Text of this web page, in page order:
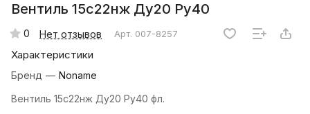
Вентиль 15с22нж Ду20 Ру40
0 Нет отзывов Арт. 007-8257
Характеристики
Бренд — Noname
Вентиль 15с22нж Ду20 Ру40 фл.